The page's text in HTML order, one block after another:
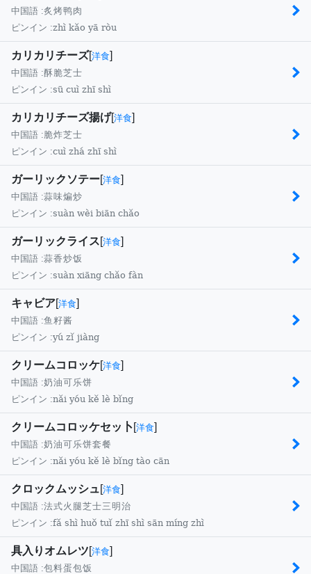
中国語 :炙烤鸭肉
ピンイン :zhì kǎo yā ròu
カリカリチーズ[洋食]
中国語 :酥脆芝士
ピンイン :sū cuì zhī shì
カリカリチーズ揚げ[洋食]
中国語 :脆炸芝士
ピンイン :cuì zhá zhī shì
ガーリックソテー[洋食]
中国語 :蒜味煸炒
ピンイン :suàn wèi biān chǎo
ガーリックライス[洋食]
中国語 :蒜香炒饭
ピンイン :suàn xiāng chǎo fàn
キャビア[洋食]
中国語 :鱼籽酱
ピンイン :yú zǐ jiàng
クリームコロッケ[洋食]
中国語 :奶油可乐饼
ピンイン :nǎi yóu kě lè bǐng
クリームコロッケセッ卜[洋食]
中国語 :奶油可乐饼套餐
ピンイン :nǎi yóu kě lè bǐng tào cān
クロックムッシュ[洋食]
中国語 :法式火腿芝士三明治
ピンイン :fǎ shì huǒ tuǐ zhī shì sān míng zhì
具入りオムレツ[洋食]
中国語 :包料蛋包饭